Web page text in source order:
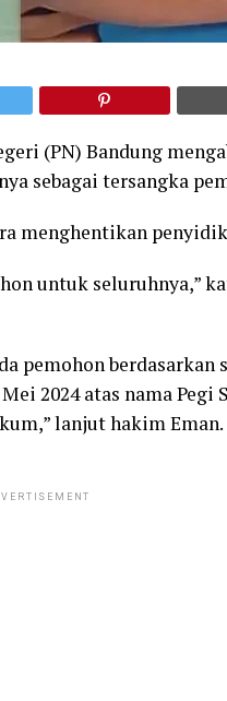
(PN) Bandung
sebagai tersangka
menghentikan
untuk seluruhnya,”
pemohon
2024 atas nama Pegi
lanjut hakim Eman.